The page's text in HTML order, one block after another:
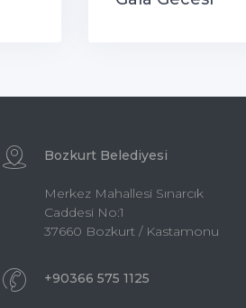
Bozkurt Belediyesi
Merkez Mahallesi Sınarcık
Caddesi No:1
37660 Bozkurt / Kastamonu
+90366 575 1125